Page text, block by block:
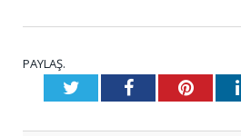
PAYLAŞ.
TwitterFacebook